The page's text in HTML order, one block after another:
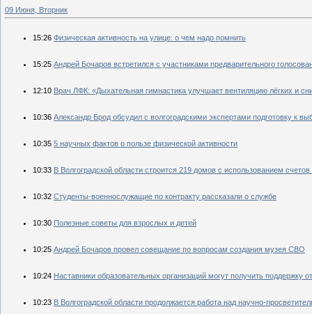
09 Июня, Вторник
15:26 Физическая активность на улице: о чем надо помнить
15:25 Андрей Бочаров встретился с участниками предварительного
12:10 Врач ЛФК: «Дыхательная гимнастика улучшает вентиляцию лёгких и
10:36 Александр Брод обсудил с волгоградскими экспертами подготовку к
10:35 5 научных фактов о пользе физической активности
10:33 В Волгоградской области строится 219 домов с использованием
10:32 Студенты-военнослужащие по контракту рассказали о службе
10:30 Полезные советы для взрослых и детей
10:25 Андрей Бочаров провел совещание по вопросам создания музея СВО
10:24 Наставники образовательных организаций могут получить поддержку
10:23 В Волгоградской области продолжается работа над научно-